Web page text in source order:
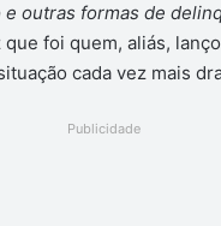
outras formas de
foi quem, aliás,
cada vez mais
Publicidade